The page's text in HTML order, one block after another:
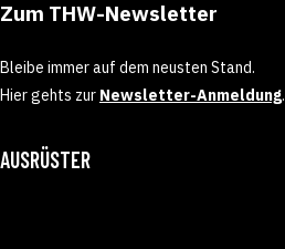
Zum THW-Newsletter
Bleibe immer auf dem neusten Stand.
Hier gehts zur Newsletter-Anmeldung.
AUSRÜSTER